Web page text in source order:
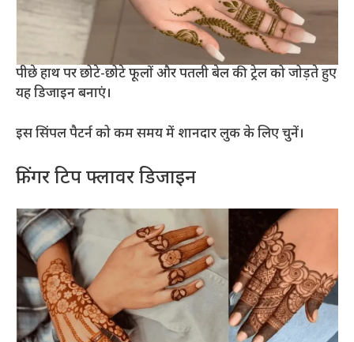
पीछे हाथ पर छोटे-छोटे फूलों और पतली बेल की ट्रेल को जोड़ते हुए
यह डिजाइन बनाएं।
इस सिंपल पैटर्न को कम समय में शानदार लुक के लिए चुनें।
फिंगर टिप फ्लावर डिजाइन